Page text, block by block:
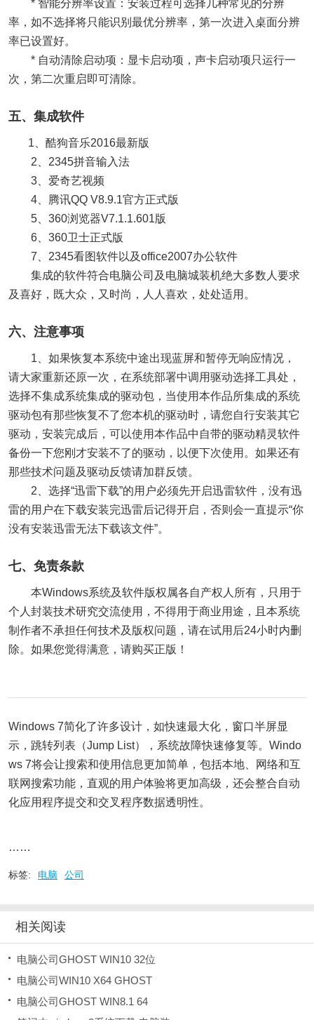
* 智能分辨率设置：安装过程可选择几种常见的分辨
率，如不选择将只能识别最优分辨率，第一次进入桌面分辨
率已设置好。
* 自动清除启动项：显卡启动项，声卡启动项只运行一
次，第二次重启即可清除。
五、集成软件
1、酷狗音乐2016最新版
2、2345拼音输入法
3、爱奇艺视频
4、腾讯QQ V8.9.1官方正式版
5、360浏览器V7.1.1.601版
6、360卫士正式版
7、2345看图软件以及office2007办公软件
集成的软件符合电脑公司及电脑城装机绝大多数人要求
及喜好，既大众，又时尚，人人喜欢，处处适用。
六、注意事项
1、如果恢复本系统中途出现蓝屏和暂停无响应情况，
请大家重新还原一次，在系统部署中调用驱动选择工具处，
选择不集成系统集成的驱动包，当使用本作品所集成的系统
驱动包有那些恢复不了您本机的驱动时，请您自行安装其它
驱动，安装完成后，可以使用本作品中自带的驱动精灵软件
备份一下您刚才安装不了的驱动，以便下次使用。如果还有
那些技术问题及驱动反馈请加群反馈。
2、选择“迅雷下载”的用户必须先开启迅雷软件，没有迅
雷的用户在下载安装完迅雷后记得开启，否则会一直提示“你
没有安装迅雷无法下载该文件”。
七、免责条款
本Windows系统及软件版权属各自产权人所有，只用于
个人封装技术研究交流使用，不得用于商业用途，且本系统
制作者不承担任何技术及版权问题，请在试用后24小时内删
除。如果您觉得满意，请购买正版！
Windows 7简化了许多设计，如快速最大化，窗口半屏显
示，跳转列表（Jump List），系统故障快速修复等。Windo
ws 7将会让搜索和使用信息更加简单，包括本地、网络和互
联网搜索功能，直观的用户体验将更加高级，还会整合自动
化应用程序提交和交叉程序数据透明性。
……
标签: 电脑 公司
相关阅读
电脑公司GHOST WIN10 32位
电脑公司WIN10 X64 GHOST
电脑公司GHOST WIN8.1 64